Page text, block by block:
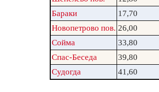
Бараки
17,70
Новопетрово пов. 26,00
Сойма
33,80
Спас-Беседа
39,80
Судогда
41,60